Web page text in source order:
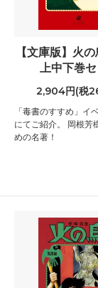
【文庫版】火
上中下巻
2,904円(税
「毒書のすすめ」イ
にてご紹介。 岡根芳
めの名著！